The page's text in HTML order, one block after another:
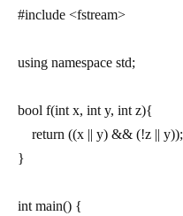
#include <fstream>
using namespace std;
bool f(int x, int y, int z){
    return ((x || y) && (!z || y));
}
int main() {